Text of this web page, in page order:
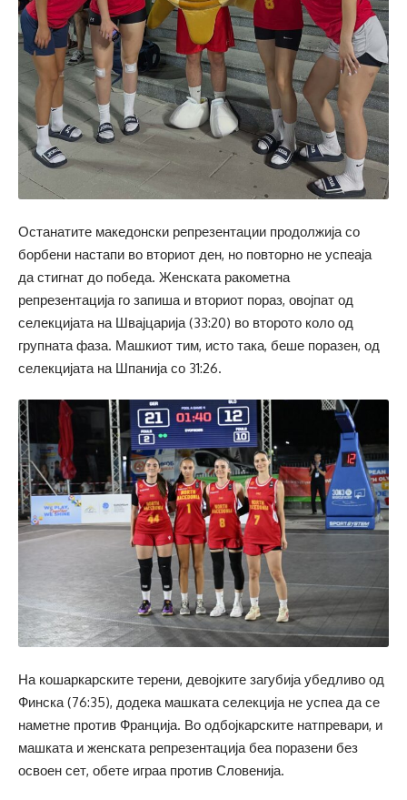
Останатите македонски репрезентации продолжија со
борбени настапи во вториот ден, но повторно не успеаја
да стигнат до победа. Женската ракометна
репрезентација го запиша и вториот пораз, овојпат од
селекцијата на Швајцарија (33:20) во второто коло од
групната фаза. Машкиот тим, исто така, беше поразен, од
селекцијата на Шпанија со 31:26.
На кошаркарските терени, девојките загубија убедливо од
Финска (76:35), додека машката селекција не успеа да се
наметне против Франција. Во одбојкарските натпревари, и
машката и женската репрезентација беа поразени без
освоен сет, обете играа против Словенија.